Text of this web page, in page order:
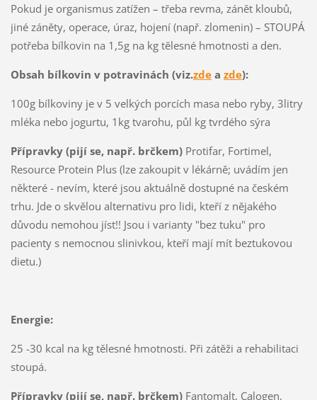
Pokud je organismus zatížen – třeba revma, zánět kloubů,
jiné záněty, operace, úraz, hojení (např. zlomenin) – STOUPÁ
potřeba bílkovin na 1,5g na kg tělesné hmotnosti a den.
Obsah bílkovin v potravinách (viz.zdea zde):
100g bílkoviny je v 5 velkých porcích masa nebo ryby, 3litry
mléka nebo jogurtu, 1kg tvarohu, půl kg tvrdého sýra
Přípravky (pijí se, např. brčkem) Protifar, Fortimel,
Resource Protein Plus (lze zakoupit v lékárně; uvádím jen
některé - nevím, které jsou aktuálně dostupné na českém
trhu. Jde o skvělou alternativu pro lidi, kteří z nějakého
důvodu nemohou jíst!! Jsou i varianty "bez tuku" pro
pacienty s nemocnou slinivkou, kteří mají mít beztukovou
dietu.)
Energie:
25 -30 kcal na kg tělesné hmotnosti. Při zátěži a rehabilitaci
stoupá.
Přípravky (pijí se, např. brčkem)Fantomalt, Calogen,